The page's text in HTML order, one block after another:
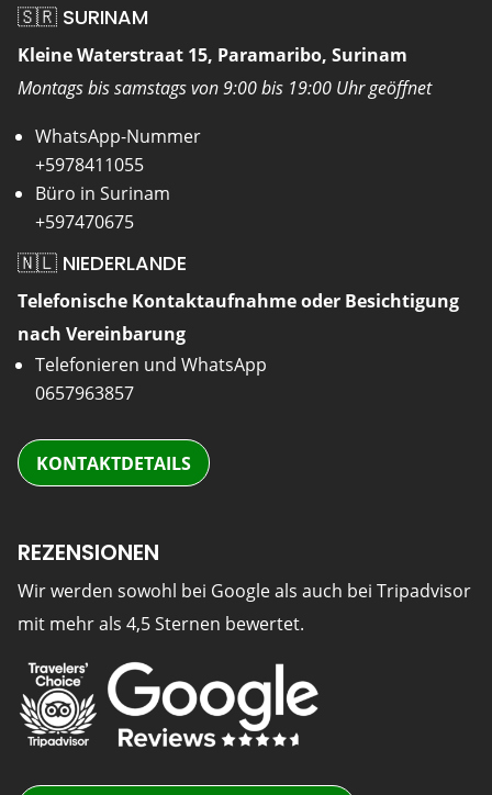
🇸🇷 SURINAM
Kleine Waterstraat 15, Paramaribo, Surinam
Montags bis samstags von 9:00 bis 19:00 Uhr geöffnet
WhatsApp-Nummer
+5978411055
Büro in Surinam
+597470675
🇳🇱 NIEDERLANDE
Telefonische Kontaktaufnahme oder Besichtigung
nach Vereinbarung
Telefonieren und WhatsApp
0657963857
KONTAKTDETAILS
REZENSIONEN
Wir werden sowohl bei Google als auch bei Tripadvisor
mit mehr als 4,5 Sternen bewertet.